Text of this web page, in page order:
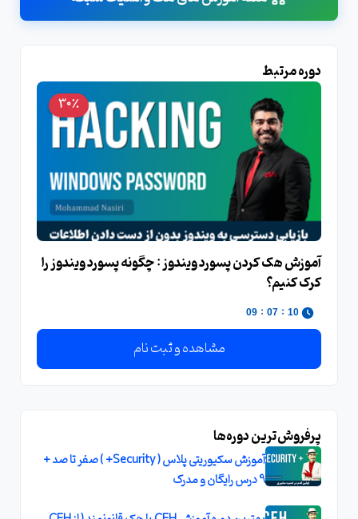
دوره مرتبط
30٪
آموزش هک کردن پسورد ويندوز : چگونه پسورد ويندوز را
کرک کنيم؟
10
:
07
:
09
مشاهده و ثبت نام
پرفروش‌ترین دوره‌ها
آموزش سکیوریتی پلاس ( Security+ ) صفر تا صد +
9 درس رایگان و مدرک